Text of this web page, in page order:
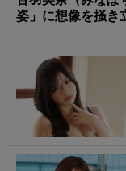
姿」に想像を掻き